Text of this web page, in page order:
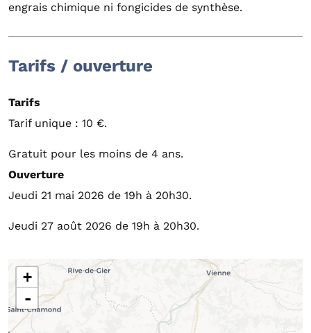
engrais chimique ni fongicides de synthèse.
Tarifs / ouverture
Tarifs
Tarif unique : 10 €.
Gratuit pour les moins de 4 ans.
Ouverture
Jeudi 21 mai 2026 de 19h à 20h30.
Jeudi 27 août 2026 de 19h à 20h30.
+
-